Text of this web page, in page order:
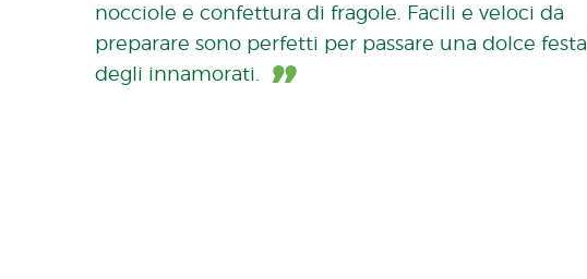
nocciole e confettura di fragole. Facili e veloci da
preparare sono perfetti per passare una dolce festa
degli innamorati.